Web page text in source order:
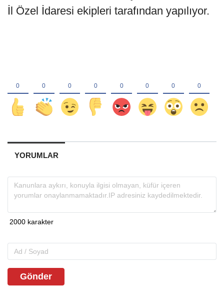
İl Özel İdaresi ekipleri tarafından yapılıyor.
YORUMLAR
Gönder